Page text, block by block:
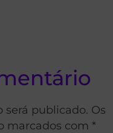
será publicado. Os
marcados com *